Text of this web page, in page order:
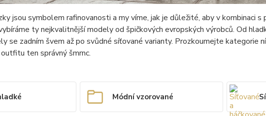
jsou symbolem rafinovanosti a my víme, jak je důležité, aby v kombinaci
ty nejkvalitnější modely od špičkových evropských výrobců. Od
se zadním švem až po svůdné síťované varianty. Prozkoumejte kategorie
ten správný šmrnc.
Módní vzorované